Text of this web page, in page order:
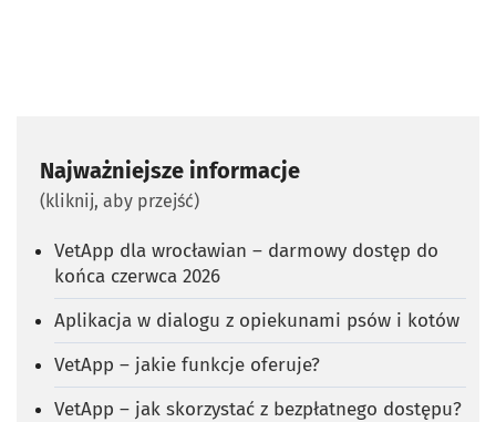
Najważniejsze informacje
(kliknij, aby przejść)
VetApp dla wrocławian – darmowy dostęp do
końca czerwca 2026
Aplikacja w dialogu z opiekunami psów i kotów
VetApp – jakie funkcje oferuje?
VetApp – jak skorzystać z bezpłatnego dostępu?